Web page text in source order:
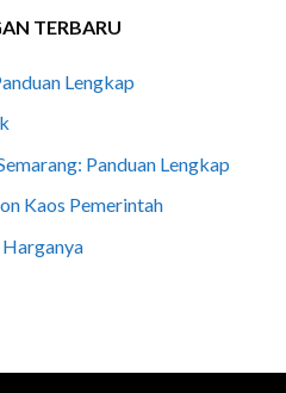
TERBARU
Lengkap
Panduan Lengkap
Kaos Pemerintah
Harganya